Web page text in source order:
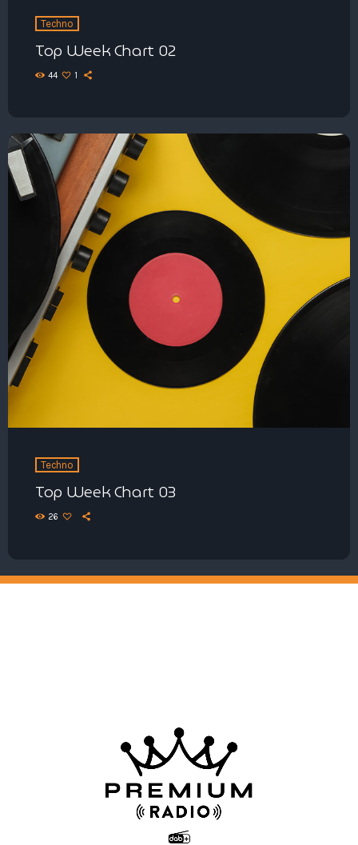
Techno
Top Week Chart 02
44 1
Techno
Top Week Chart 03
26